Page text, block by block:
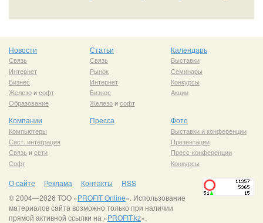
Новости
Связь
Интернет
Бизнес
Железоисофт
Образование
Статьи
Связь
Рынок
Интернет
Бизнес
Железоисофт
Календарь
Выставки
Семинары
Конкурсы
Акции
Компании
Компьютеры
Сист. интеграция
Связь исети
Софт
Пресса Фото
Выставки и конференции
Презентации
Пресс-конференции
Конкурсы
О сайте Реклама Контакты
RSS
© 2004—2026 ТОО «PROFIT Online». Использование
материалов сайта возможно только при наличии
прямой активной ссылки на «PROFIT.kz».